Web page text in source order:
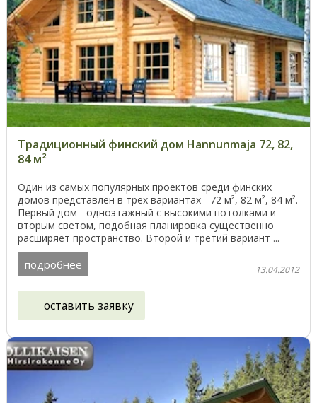
Традиционный финский дом Hannunmaja 72, 82,
84 м²
Один из самых популярных проектов среди финских
домов представлен в трех вариантах - 72 м², 82 м², 84 м².
Первый дом - одноэтажный с высокими потолками и
вторым светом, подобная планировка существенно
расширяет пространство. Второй и третий вариант ...
подробнее 13.04.2012
оставить заявку